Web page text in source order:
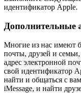
идентификатор Apple.
Дополнительные
Многие из нас имеют
почты, друзей и
адрес электронной
свой идентификатор
найти и общаться с
iMessage, и найти